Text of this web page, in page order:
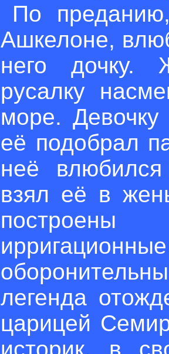
По
Ашкелоне,
него дочку.
русалку
море.
её подобрал
неё
взял её в
легенда
царицей
историк, в